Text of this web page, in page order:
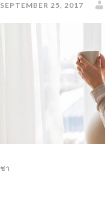
SEPTEMBER 25, 2017
ชา